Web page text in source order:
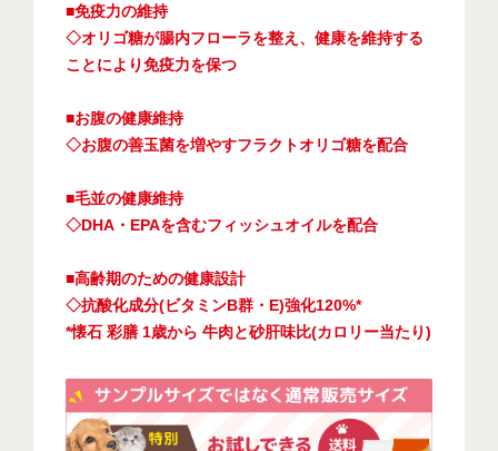
■免疫力の維持
◇オリゴ糖が腸内フローラを整え、健康を維持する
ことにより免疫力を保つ
■お腹の健康維持
◇お腹の善玉菌を増やすフラクトオリゴ糖を配合
■毛並の健康維持
◇DHA・EPAを含むフィッシュオイルを配合
■高齢期のための健康設計
◇抗酸化成分(ビタミンB群・E)強化120%*
*懐石 彩膳 1歳から 牛肉と砂肝味比(カロリー当たり)